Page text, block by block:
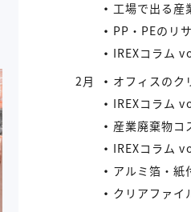
工場で出る産業
PP・PEのリ
IREXコラム vol.10複合材端材の
2月
オフィスのクリアファイルをリサイク
IREXコラム vol.９アルミ箔・紙付きPS/
産業廃棄物コスト削減術：
IREXコラム vol.８アルミ箔・紙付きPS/PP複
アルミ箔・紙付きPS複合材
クリアファイル